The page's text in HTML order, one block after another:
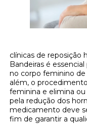
clínicas de reposição
Bandeiras é
no corpo feminino de
além, o
feminina e elimina
pela redução dos
medicamento deve
fim de garantir a